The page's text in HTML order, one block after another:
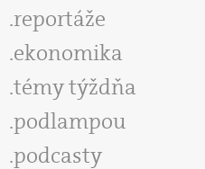
reportáže
ekonomika
témy týždňa
podlampou
podcasty